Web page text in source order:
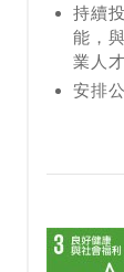
持續
能，
業人才
安排